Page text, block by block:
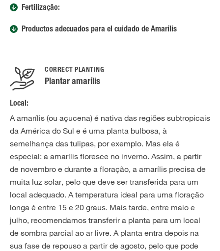
Fertilização:
Productos adecuados para el cuidado de Amarílis
CORRECT PLANTING
Plantar amarílis
Local:
A amarílis (ou açucena) é nativa das regiões subtropicais
da América do Sul e é uma planta bulbosa, à
semelhança das tulipas, por exemplo. Mas ela é
especial: a amarílis floresce no inverno. Assim, a partir
de novembro e durante a floração, a amarílis precisa de
muita luz solar, pelo que deve ser transferida para um
local adequado. A temperatura ideal para uma floração
longa é entre 15 e 20 graus. Mais tarde, entre maio e
julho, recomendamos transferir a planta para um local
de sombra parcial ao ar livre. A planta entra depois na
sua fase de repouso a partir de agosto, pelo que pode